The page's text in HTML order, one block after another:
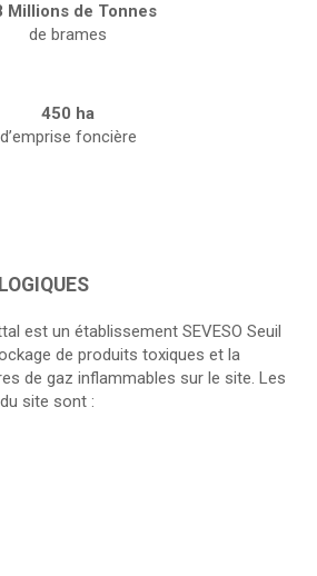
Millions de Tonnes
de brames
450 ha
d’emprise foncière
est un établissement SEVESO Seuil
de produits toxiques et la
de gaz inflammables sur le site. Les
site sont :